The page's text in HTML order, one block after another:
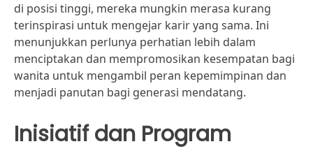
di posisi tinggi, mereka mungkin merasa kurang
terinspirasi untuk mengejar karir yang sama. Ini
menunjukkan perlunya perhatian lebih dalam
menciptakan dan mempromosikan kesempatan bagi
wanita untuk mengambil peran kepemimpinan dan
menjadi panutan bagi generasi mendatang.
Inisiatif dan Program